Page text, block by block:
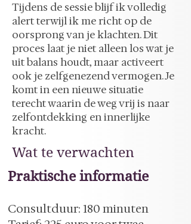
​Tijdens de sessie blijf ik volledig
alert terwijl ik me richt op de
oorsprong van je klachten. Dit
proces laat je niet alleen los wat je
uit balans houdt, maar activeert
ook je zelfgenezend vermogen. Je
komt in een nieuwe situatie
terecht waarin de weg vrij is naar
zelfontdekking en innerlijke
kracht.
Wat te verwachten
Praktische informatie
Consultduur: 180 minuten